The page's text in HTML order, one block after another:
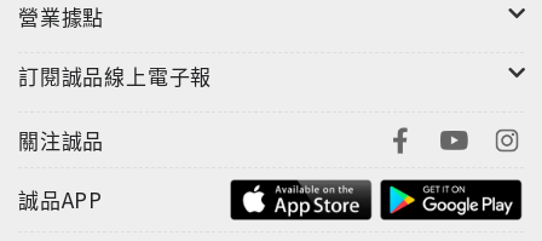
營業據點
訂閱誠品線上電子報
關注誠品
誠品APP